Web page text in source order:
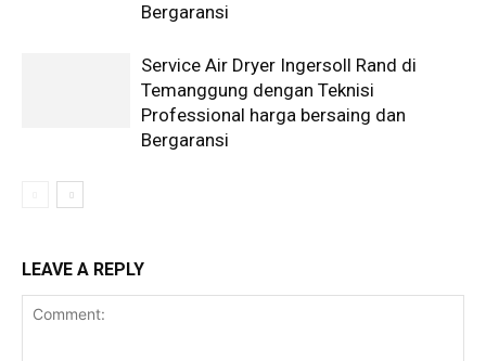
Bergaransi
Service Air Dryer Ingersoll Rand di
Temanggung dengan Teknisi
Professional harga bersaing dan
Bergaransi
LEAVE A REPLY